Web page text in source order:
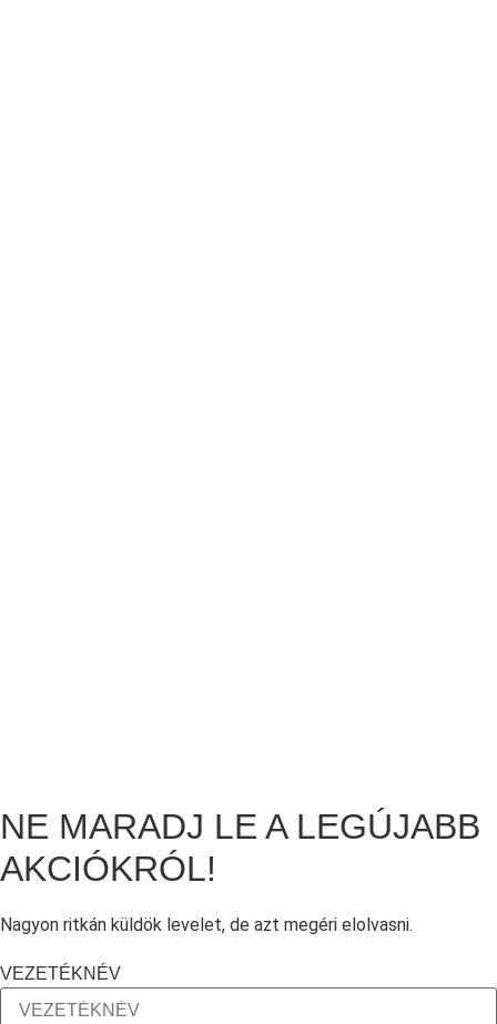
NE MARADJ LE A LEGÚJABB
AKCIÓKRÓL!
Nagyon ritkán küldök levelet, de azt megéri elolvasni.
VEZETÉKNÉV